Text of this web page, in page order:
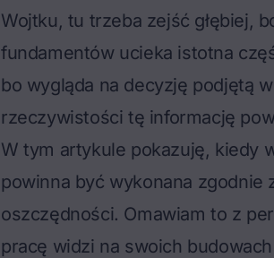
Wojtku, tu trzeba zejść głębiej,
fundamentów ucieka istotna
bo wygląda na decyzję podjętą
rzeczywistości tę informację
W tym artykule pokazuję, kiedy
powinna być wykonana zgodnie
oszczędności. Omawiam to z
pracę widzi na swoich